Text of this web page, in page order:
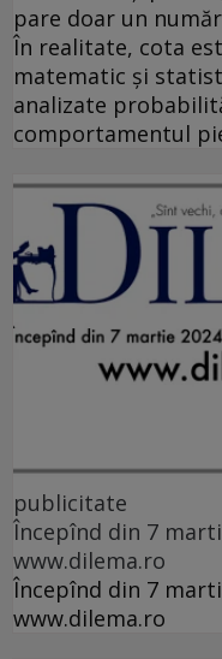
pare doar un
În realitate, cota
matematic și
analizate
comportamentul
publicitate
Începînd din 7
www.dilema.ro
Începînd din 7
www.dilema.ro